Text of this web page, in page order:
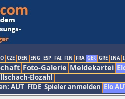
CZE DEN ENG ESP FAI FIN FRA GER GRE INA
Foto-Galerie Meldekartei
Elozahl
AUT FIDE Spieler anmelden Elo